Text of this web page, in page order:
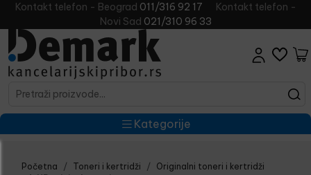
Kontakt telefon - Beograd 011/316 92 17
Kontakt telefon -
Novi Sad 021/310 96 33
Kategorije
Početna Toneri i kertridži
Originalni toneri i kertridži